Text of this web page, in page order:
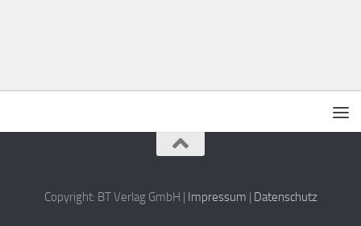
Copyright: BT Verlag GmbH | Impressum | Datenschutz